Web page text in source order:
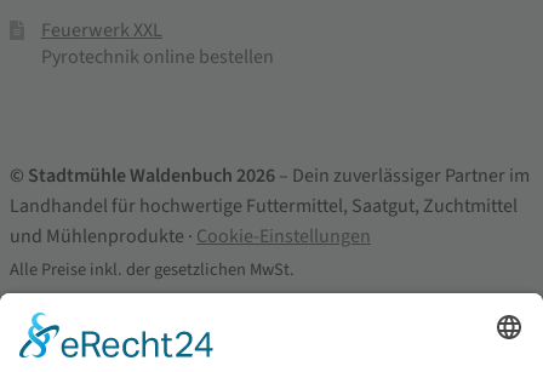
Feuerwerk XXL
Pyrotechnik online bestellen
© Stadtmühle Waldenbuch 2026– Dein zuverlässiger Partner im
Landhandel für hochwertige Futtermittel, Saatgut, Zuchtmittel
und Mühlenprodukte · Cookie-Einstellungen
Alle Preise inkl. der gesetzlichen MwSt.
Die durchgestrichenen Preise entsprechen dem bisherigen Preis in
diesem Online-Shop.